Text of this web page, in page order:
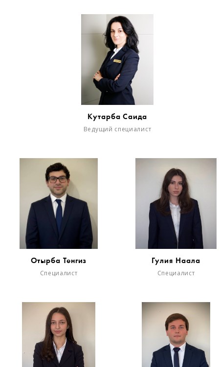
Кутарба Саида
Ведущий специалист
Отырба Тенгиз
Специалист
Гулия Наала
Специалист